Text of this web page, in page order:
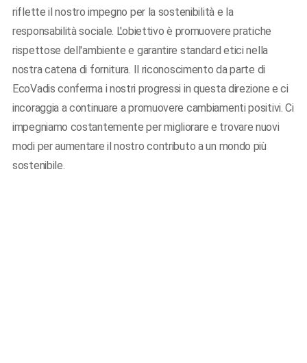
riflette il nostro impegno per la sostenibilità e la
responsabilità sociale. L'obiettivo è promuovere pratiche
rispettose dell'ambiente e garantire standard etici nella
nostra catena di fornitura. Il riconoscimento da parte di
EcoVadis conferma i nostri progressi in questa direzione e ci
incoraggia a continuare a promuovere cambiamenti positivi. Ci
impegniamo costantemente per migliorare e trovare nuovi
modi per aumentare il nostro contributo a un mondo più
sostenibile.